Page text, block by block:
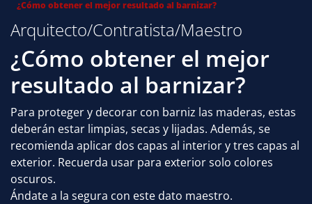
¿Cómo obtener el mejor resultado al barnizar?
Arquitecto/Contratista/Maestro
¿Cómo obtener el mejor
resultado al barnizar?
Para proteger y decorar con barniz las maderas, estas
deberán estar limpias, secas y lijadas. Además, se
recomienda aplicar dos capas al interior y tres capas al
exterior. Recuerda usar para exterior solo colores
oscuros.
Ándate a la segura con este dato maestro.